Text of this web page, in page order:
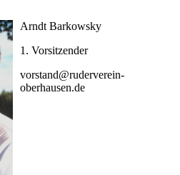
Arndt Barkowsky
1. Vorsitzender
vorstand@ruderverein-
oberhausen.de